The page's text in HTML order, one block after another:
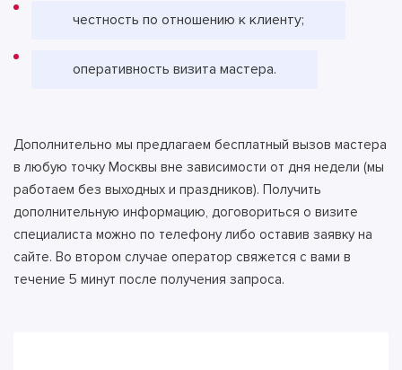
честность по отношению к клиенту;
оперативность визита мастера.
Дополнительно мы предлагаем бесплатный вызов мастера
в любую точку Москвы вне зависимости от дня недели (мы
работаем без выходных и праздников). Получить
дополнительную информацию, договориться о визите
специалиста можно по телефону либо оставив заявку на
сайте. Во втором случае оператор свяжется с вами в
течение 5 минут после получения запроса.